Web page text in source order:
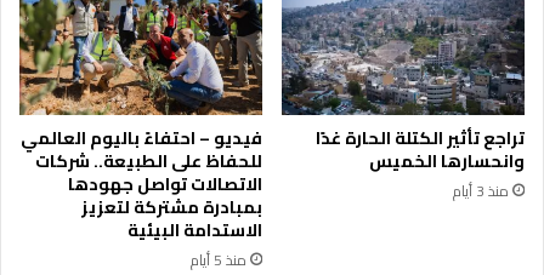
ا
ر
ا
ت
إ
د
ا
ر
ا
ن
ت
ع
ز
ي
ز
ا
تراجع تأثير الكتلة الحارة غدًا
وانحسارها الخميس
منذ 3 أيام
فيديو – احتفاءً باليوم العالمي
للحفاظ على الطبيعة.. شركات
الاتصالات تواصل جهودها
بمبادرة مشتركة لتعزيز
الاستدامة البيئية
منذ 5 أيام